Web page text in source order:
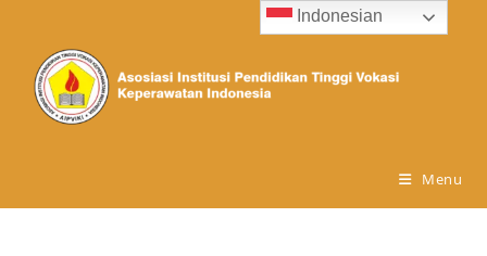
Menu
Indonesian